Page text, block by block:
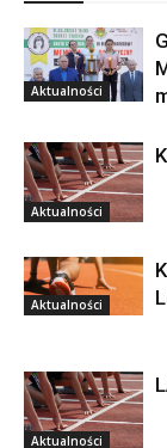
Aktualności
Aktualności
Aktualności
Aktualności